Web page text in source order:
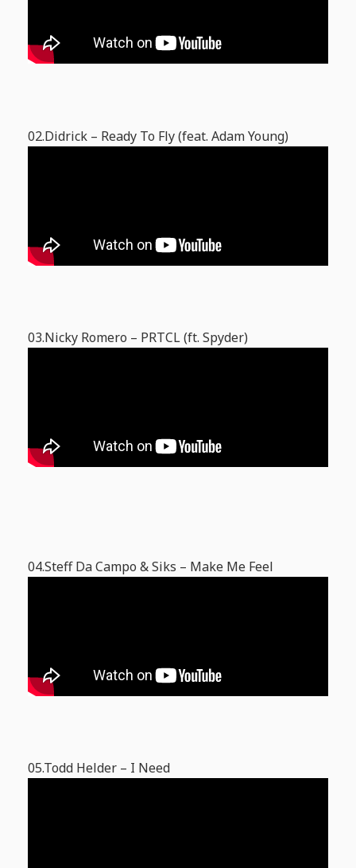
02.Didrick – Ready To Fly (feat. Adam Young)
03.Nicky Romero – PRTCL (ft. Spyder)
04.Steff Da Campo & Siks – Make Me Feel
05.Todd Helder – I Need